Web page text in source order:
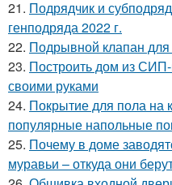
21. Подрядчик и
генподряда 2022 г.
22. Подрывной клапан
23. Построить дом из
своими руками
24. Покрытие для пола на
популярные напольные
25. Почему в доме
муравьи – откуда они